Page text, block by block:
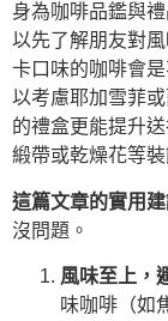
身為咖啡品鑑與
以先了解朋友對
卡口味的咖啡會
以考慮耶加雪菲
的禮盒更能提升
緞帶或乾燥花等
這篇文章的實用
沒問題。
風味至上，
味咖啡（如